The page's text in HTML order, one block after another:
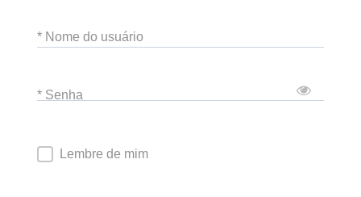
* Nome do usuário
* Senha
Lembre de mim